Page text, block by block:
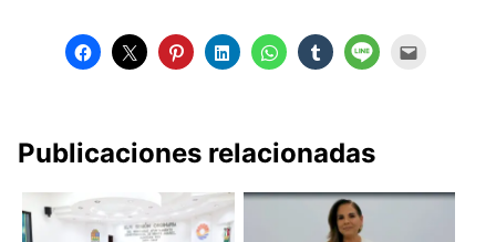
Publicaciones relacionadas